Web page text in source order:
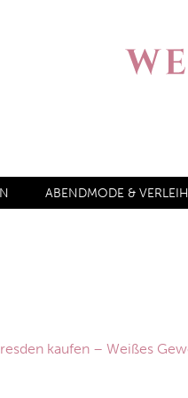
ABENDMODE & VERLEIH
kaufen – Weißes